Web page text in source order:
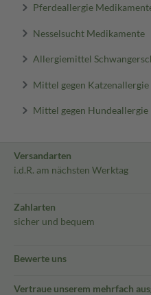
Pferdeallergie
Nesselsucht Medikamente
Allergiemittel
Mittel gegen Katzenallergie
Mittel gegen Hundeallergie
Versandarten
i.d.R. am nächsten Werktag
Zahlarten
sicher und bequem
Bewerte uns
Vertraue unserem mehrfach